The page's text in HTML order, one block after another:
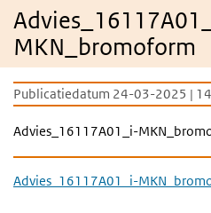
MKN_bromoform
Publicatiedatum 24-03-2025 |
Advies_16117A01_i-
Advies_16117A01_i-